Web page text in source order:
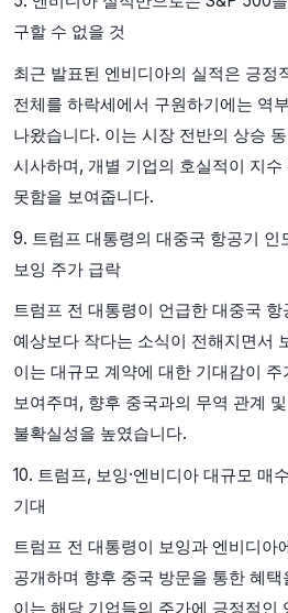
구할 수 없을 것
최근 발표된 엔비디아의 실적은 긍정
전체를 하락세에서 구원하기에는 역
나왔습니다. 이는 시장 전반의 상승
시사하며, 개별 기업의 호실적이 지
못함을 보여줍니다.
9. 트럼프 대통령의 대중국 항공기 인
보잉 주가 급락
트럼프 전 대통령이 언급한 대중국
예상보다 작다는 소식이 전해지면서
이는 대규모 계약에 대한 기대감이
보여주며, 향후 중국과의 무역 관계
불확실성을 높였습니다.
10. 트럼프, 보잉·엔비디아 대규모 매
기대
트럼프 전 대통령이 보잉과 엔비디아
공개하며 향후 중국 방문을 통한 혜
이는 해당 기업들의 주가에 긍정적인